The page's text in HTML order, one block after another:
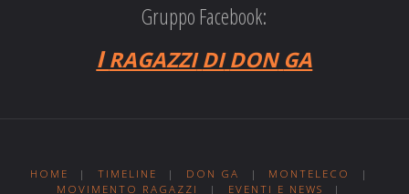
Gruppo Facebook:
IRAGAZZI DI DON GA
HOME | TIMELINE | DON GA | MONTELECO
|
MOVIMENTO RAGAZZI
| EVENTI E NEWS |